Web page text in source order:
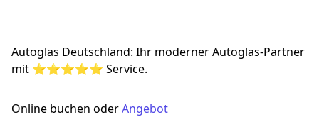
Autoglas Deutschland: Ihr moderner Autoglas-Partner
mit ⭐⭐⭐⭐⭐ Service.
Online buchen oderAngebot